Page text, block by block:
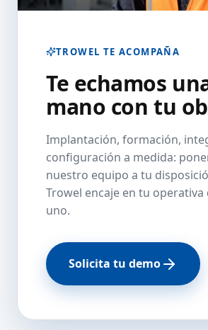
TROWEL TE ACOMPAÑA
Te echamos
mano con tu
Implantación, formación,
configuración a medida:
nuestro equipo a tu
Trowel encaje en tu operativa
uno.
Solicita tu demo